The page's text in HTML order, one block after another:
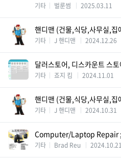
기타 벌룬썸 2025.03.11
핸디맨 (건물,식당,사무실,
기타 J 핸디맨 2024.12.26
달러스토어, 디스카운트 스
기타 죠지 킴 2024.11.01
핸디맨 (건물,식당,사무실,집
기타 J 핸디맨 2024.10.31
Computer/Laptop Repair ;
기타 Brad Reu 2024.10.21